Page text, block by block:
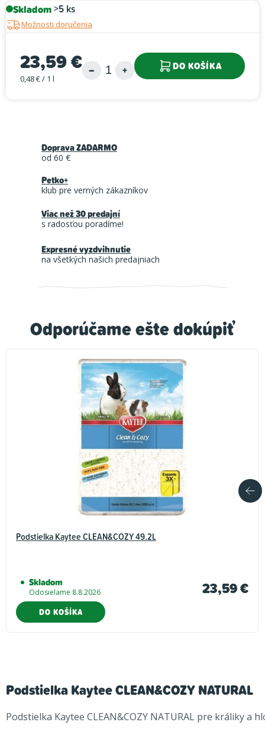
Skladom>5 ks
Možnosti doručenia
23,59 €
Jednotková cena:
0,48 € / 1 l
DO KOŠÍKA
Odporúčame ešte dokúpiť
Podstielka Kaytee CLEAN&COZY 49.2L
Skladom
Odosielame 8.8.2026 23,59 €
DO KOŠÍKA
Doprava ZADARMO
od 60 €
Petko+
klub pre verných zákazníkov
Viac než 30 predajní
s radosťou poradíme!
Expresné vyzdvihnutie
na všetkých našich predajniach
Podstielka Kaytee CLEAN&COZY NATURAL
Podstielka Kaytee CLEAN&COZY NATURAL pre králiky a